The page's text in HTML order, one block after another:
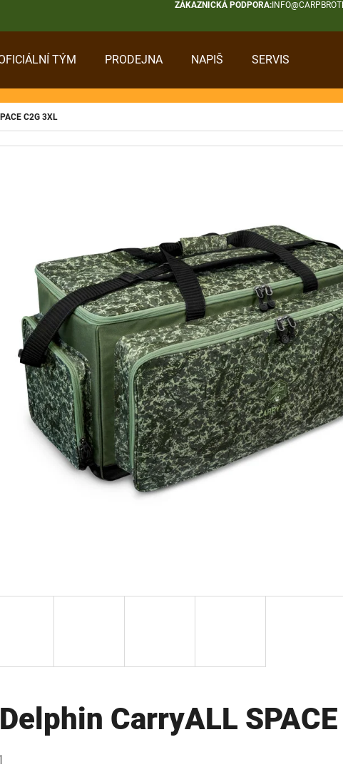
ZÁKAZNICKÁ PODPORA:
TÝM PRODEJNA NAPIŠ SERVIS
C2G 3XL
CarryALL
NAJÍT?
HLEDAT
DELPHIN
OTVOREM
FOX CARP SUB FLOAT
202 Kč
Původně: 225 Kč